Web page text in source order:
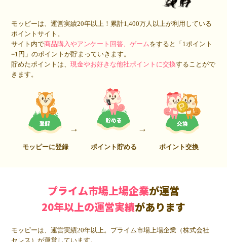
モッピーは、運営実績20年以上！累計1,400万人 以上が利用している
ポイントサイト。
サイト内で商品購入やアンケート回答、ゲームをすると「1ポイント
=1円」のポイントが貯まっていきます。
貯めたポイントは、現金やお好きな他社ポイントに交換することがで
きます。
モッピーに登録 ポイント貯める ポイント交換
プライム市場上場企業が運営
20年以上の運営実績があります
モッピーは、運営実績20年以上。プライム市場上場企業（株式会社
セレス）が運営しています。